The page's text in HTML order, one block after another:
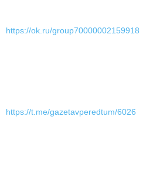
https://ok.ru/group70000002159918
https://t.me/gazetavperedtum/6026